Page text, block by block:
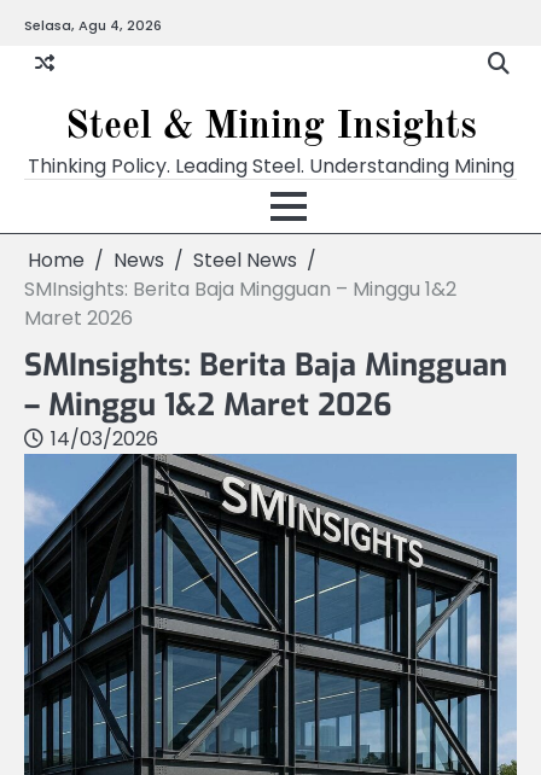
content
Selasa, Agu 4, 2026
Steel & Mining Insights
Thinking Policy. Leading Steel. Understanding Mining
Home News
Steel News
SMInsights: Berita Baja Mingguan – Minggu 1&2
Maret 2026
SMInsights: Berita Baja Mingguan
– Minggu 1&2 Maret 2026
14/03/2026